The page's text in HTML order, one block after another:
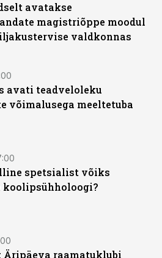
avatakse
magistriõppe moodul
valdkonnas
avati teadveloleku
võimalusega meeltetuba
spetsialist võiks
koolipsühholoogi?
Äripäeva raamatuklubi